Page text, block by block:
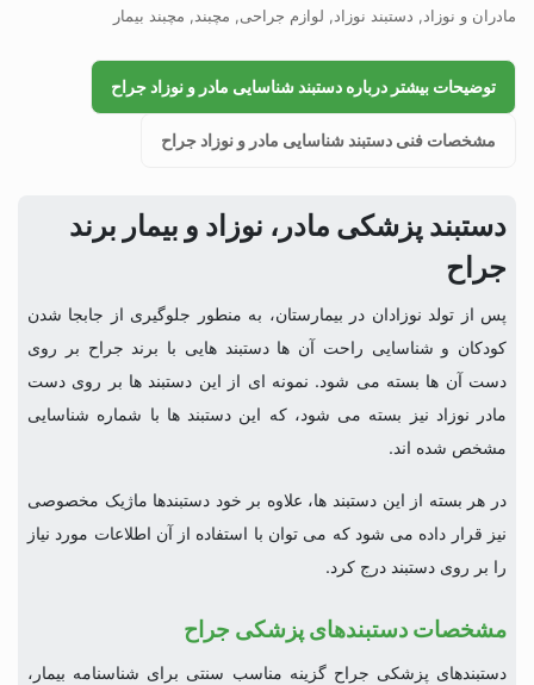
مادران و نوزاد, دستبند نوزاد, لوازم جراحی, مچبند, مچبند بیمار
توضیحات بیشتر درباره دستبند شناسایی مادر و نوزاد جراح
مشخصات فنی دستبند شناسایی مادر و نوزاد جراح
دستبند پزشکی مادر، نوزاد و بیمار برند
جراح
پس از تولد نوزادان در بیمارستان، به منطور جلوگیری از جابجا شدن
کودکان و شناسایی راحت آن ها دستبند هایی با برند جراح بر روی
دست آن ها بسته می شود. نمونه ای از این دستبند ها بر روی دست
مادر نوزاد نیز بسته می شود، که این دستبند ها با شماره شناسایی
مشخص شده اند.
در هر بسته از این دستبند ها، علاوه بر خود دستبندها ماژیک مخصوصی
نیز قرار داده می شود که می توان با استفاده از آن اطلاعات مورد نیاز
را بر روی دستبند درج کرد.
مشخصات دستبندهای پزشکی جراح
دستبندهای پزشکی جراح گزینه مناسب سنتی برای شناسنامه بیمار،